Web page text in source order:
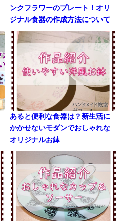
ンクフラワーのプレート！オリ
ジナル食器の作成方法について
あると便利な食器は？新生活に
かかせないモダンでおしゃれな
オリジナルお鉢